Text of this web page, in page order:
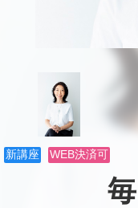
新講座 WEB決済可